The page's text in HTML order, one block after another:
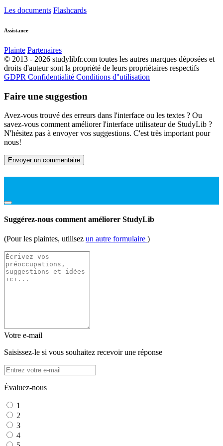
Les documents Flashcards
Assistance
Plainte Partenaires
© 2013 - 2026 studylibfr.com toutes les autres marques déposées et
droits d'auteur sont la propriété de leurs propriétaires respectifs
GDPR Confidentialité Conditions d''utilisation
Faire une suggestion
Avez-vous trouvé des erreurs dans l'interface ou les textes ? Ou
savez-vous comment améliorer l'interface utilisateur de StudyLib ?
N'hésitez pas à envoyer vos suggestions. C'est très important pour
nous!
Envoyer un commentaire
Suggérez-nous comment améliorer StudyLib
(Pour les plaintes, utilisez un autre formulaire )
Votre e-mail
Saisissez-le si vous souhaitez recevoir une réponse
Évaluez-nous
1
2
3
4